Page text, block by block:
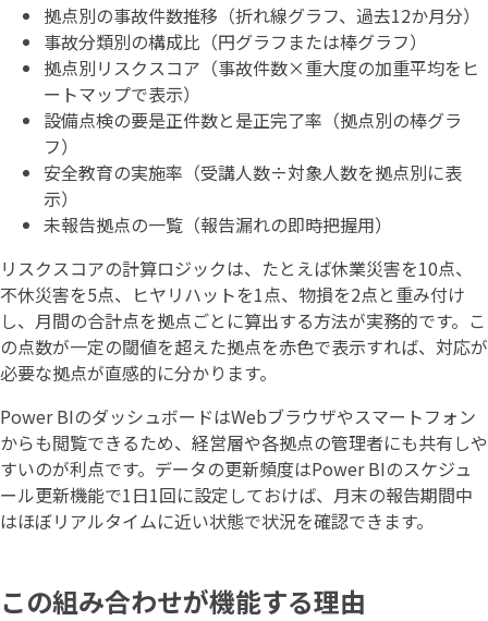
拠点別の事故件数推移（折れ線グラフ、過去12か月分）
事故分類別の構成比（円グラフまたは棒グラフ）
拠点別リスクスコア（事故件数×重大度の加重平均をヒ
ートマップで表示）
設備点検の要是正件数と是正完了率（拠点別の棒グラ
フ）
安全教育の実施率（受講人数÷対象人数を拠点別に表
示）
未報告拠点の一覧（報告漏れの即時把握用）
リスクスコアの計算ロジックは、たとえば休業災害を10点、
不休災害を5点、ヒヤリハットを1点、物損を2点と重み付け
し、月間の合計点を拠点ごとに算出する方法が実務的です。こ
の点数が一定の閾値を超えた拠点を赤色で表示すれば、対応が
必要な拠点が直感的に分かります。
Power BIのダッシュボードはWebブラウザやスマートフォン
からも閲覧できるため、経営層や各拠点の管理者にも共有しや
すいのが利点です。データの更新頻度はPower BIのスケジュ
ール更新機能で1日1回に設定しておけば、月末の報告期間中
はほぼリアルタイムに近い状態で状況を確認できます。
この組み合わせが機能する理由